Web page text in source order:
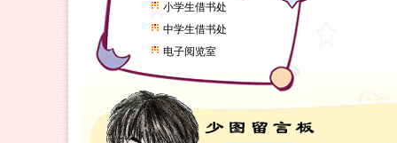
小学生借书处
中学生借书处
电子阅览室